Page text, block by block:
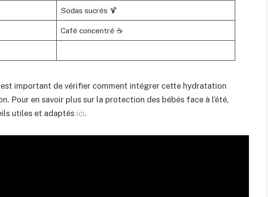
Sodas sucrés 🍹
Café concentré ☕
est important de vérifier comment intégrer cette hydratation
Pour en savoir plus sur la protection des bébés face à l’été,
utiles et adaptés ici.